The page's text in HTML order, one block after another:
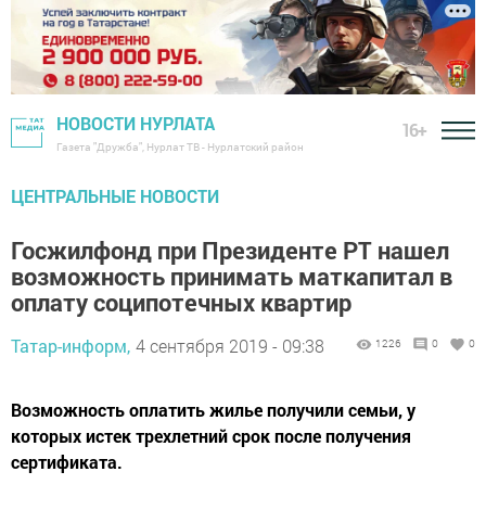
НОВОСТИ НУРЛАТА
Газета "Дружба", Нурлат ТВ - Нурлатский район
16+
ЦЕНТРАЛЬНЫЕ НОВОСТИ
Госжилфонд при Президенте РТ нашел
возможность принимать маткапитал в
оплату соципотечных квартир
Татар-информ, 4 сентября 2019 - 09:38 1226 0 0
Возможность оплатить жилье получили семьи, у
которых истек трехлетний срок после получения
сертификата.